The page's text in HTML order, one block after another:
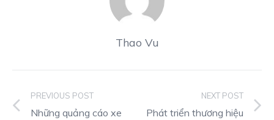
Thao Vu
PREVIOUS POST
Những quảng cáo xe
NEXT POST
Phát triển thương hiệu